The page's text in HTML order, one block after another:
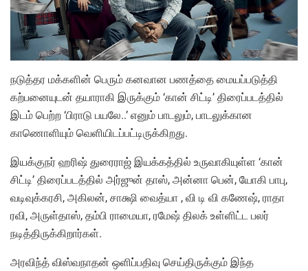
நடுத்தர மக்களின் பெரும் கனவான பணத்தை மையப்படுத்தி
கற்பனையுடன் தயாராகி இருக்கும் ‘கான் சிட்டி’ திரைப்படத்தில்
இடம் பெற்ற ‘பிராடு பயலே..’ எனும் பாடலும், பாடலுக்கான
காணொளியும் வெளியிடப்பட்டிருக்கிறது.
இயக்குநர் ஹரிஷ் துரைராஜ் இயக்கத்தில் உருவாகியுள்ள ‘கான்
சிட்டி’ திரைப்படத்தில் அர்ஜுன் தாஸ், அன்னா பென், யோகி பாபு,
வடிவுக்கரசி, அகிலன், சாக்ஷி வைத்யா , வி டி வி கணேஷ், ராதா
ரவி, அருள்தாஸ், தம்பி ராமையா, ரமேஷ் திலக் உள்ளிட்ட பலர்
நடித்திருக்கிறார்கள்.
அரவிந்த் விஸ்வநாதன் ஒளிப்பதிவு செய்திருக்கும் இந்த